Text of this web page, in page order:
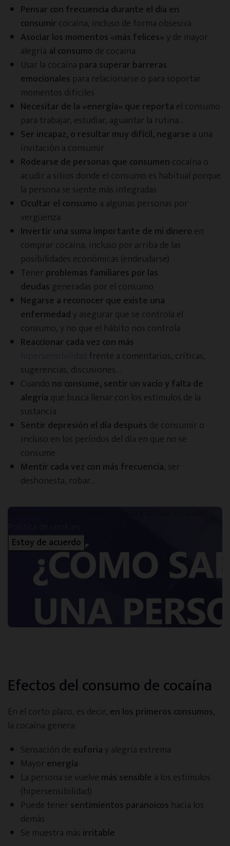
Adicciones
Haz tu test de adicciones
Cocaína
Alcoholismo
Cannabis
Heroína
Fármacos
Ludopatía
Sexo
Móvil
Videojuegos
Compras
Sobre Adictalia
Quiénes somos
Cómo apoyamos a las familias
Nuestro compromiso ético
Preguntas frecuentes
Contacto
Pensar con frecuencia durante el día en
consumir cocaína, incluso de forma obsesiva
Asociar los momentos «más felices» y de mayor
alegría al consumo de cocaína
Usar la cocaína para superar barreras
emocionales para relacionarse o para soportar
momentos difíciles
Necesitar de la «energía» que reporta el consumo
para trabajar, estudiar, aguantar la rutina…
Ser incapaz, o resultar muy difícil, negarse a una
invitación a consumir
Rodearse de personas que consumen cocaína o
acudir a sitios donde el consumo es habitual porque
la persona se siente más integradas
Ocultar el consumo a algunas personas por
vergüenza
Invertir una suma importante de mi dinero en
comprar cocaína, incluso por arriba de las
posibilidades económicas (endeudarse)
Tenerproblemas familiares por las
deudas generadas por el consumo
Negarse a reconocer que existe una
enfermedad y asegurar que se controla el
consumo, y no que el hábito nos controla
Reaccionar cada vez con más
frente a comentarios, críticas,
sugerencias, discusiones…
Cuando no consume, sentir un vacío y falta de
alegría que busca llenar con los estímulos de la
sustancia
Sentir depresión el día después de consumir o
incluso en los períodos del día en que no se
consume
Mentir cada vez con más frecuencia, ser
deshonesta, robar…
Haz clic en «Estoy de acuerdo» para activar Youtube
Estoy de acuerdo
Efectos del consumo de cocaína
En el corto plazo, es decir, en los primeros consumos,
la cocaína genera:
Sensación de euforia y alegría extrema
Mayorenergía
La persona se vuelve más sensible a los estímulos
(hipersensibilidad)
Puede tenersentimientos paranoicos hacia los
demás
Se muestra más irritable